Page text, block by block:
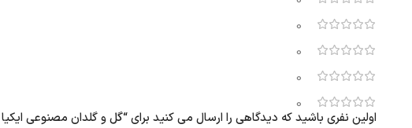
0
0
0
0
اولین نفری باشید که دیدگاهی را ارسال می کنید برای “گل و گلدان مصنوعی ایکیا FEJKA اکالیپتوس 9 سانتی متر”